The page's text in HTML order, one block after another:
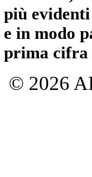
più
e in modo
prima cifra
© 2026